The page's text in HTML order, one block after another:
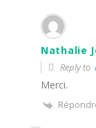
Nathalie
Reply to
Merci.